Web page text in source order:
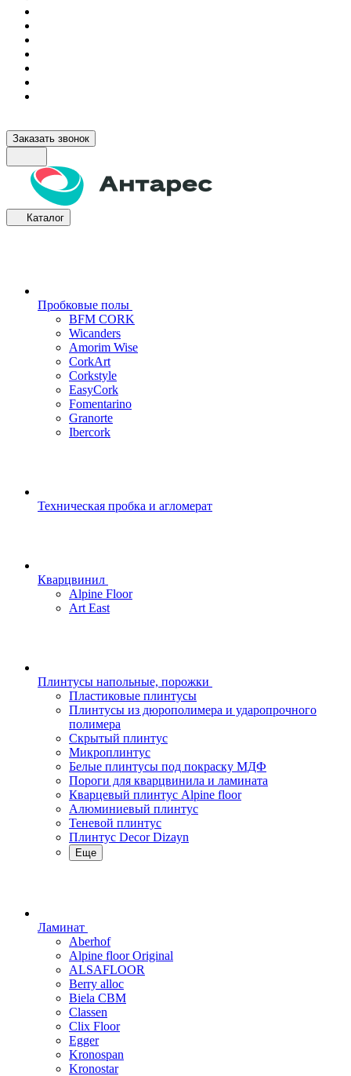
Заказать звонок
Каталог
Пробковые полы
BFM CORK
Wicanders
Amorim Wise
CorkArt
Corkstyle
EasyCork
Fomentarino
Granorte
Ibercork
Техническая пробка и агломерат
Кварцвинил
Alpine Floor
Art East
Плинтусы напольные, порожки
Пластиковые плинтусы
Плинтусы из дюрополимера и ударопрочного
полимера
Скрытый плинтус
Микроплинтус
Белые плинтусы под покраску МДФ
Пороги для кварцвинила и ламината
Кварцевый плинтус Alpine floor
Алюминиевый плинтус
Теневой плинтус
Плинтус Decor Dizayn
Еще
Ламинат
Aberhof
Alpine floor Original
ALSAFLOOR
Berry alloc
Biela CBM
Classen
Clix Floor
Egger
Kronospan
Kronostar